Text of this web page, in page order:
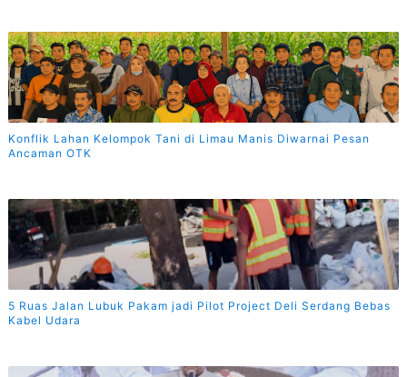
Konflik Lahan Kelompok Tani di Limau Manis Diwarnai Pesan
Ancaman OTK
5 Ruas Jalan Lubuk Pakam jadi Pilot Project Deli Serdang Bebas
Kabel Udara